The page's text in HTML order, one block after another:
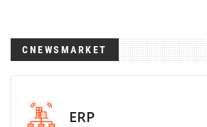
CNEWSMARKET
ERP